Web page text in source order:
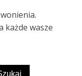
każde wasze